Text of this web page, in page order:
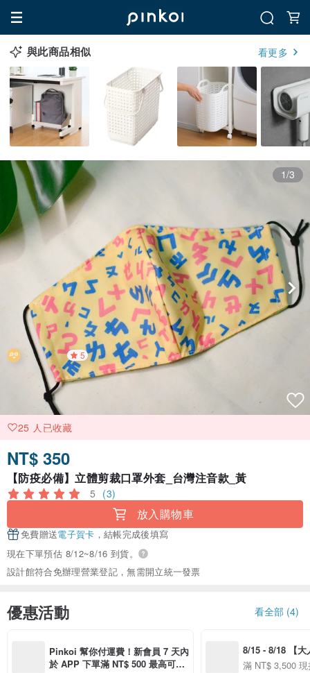
與此商品相似 看更多
1/3
5
25 人已收藏
NT$ 350
【防疫必備】立體剪裁口罩外套_台灣注音款_黃
5 (3)
放入購物車
免費贈送電子賀卡 ，結帳完成後填寫
現在下單預估 8/12~8/16 到貨。
設計館符合免辦理營業登記，無需開立統一發票
優惠活動 看全部 (4)
Pinkoi 幫你付運費！新會員 7 天內
於 APP 下單滿 NT$ 500 最高可折
8/15 - 8/18 【大
季】滿
滿 NT$ 3,500